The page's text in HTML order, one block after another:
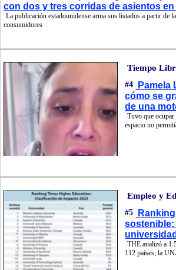
con dos y tres corridas de asientos en
La publicación estadounidense arma sus listados a partir de
consumidores
Tiempo
#4
Pamela
cómo se
de una
Tuvo que
espacio no
Empleo y
#5
sostenible:
THE analizó a
112 países; la